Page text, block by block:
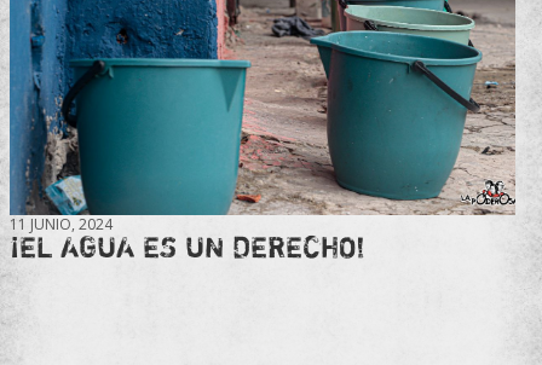
11 JUNIO, 2024
¡EL AGUA ES UN DERECHO!